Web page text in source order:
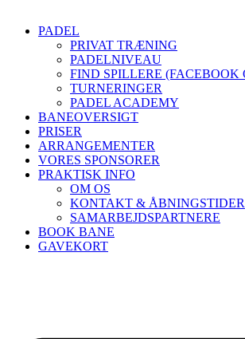
PADEL
PRIVAT TRÆNING
PADELNIVEAU
FIND SPILLERE (FACEBOOK
TURNERINGER
PADEL ACADEMY
BANEOVERSIGT
PRISER
ARRANGEMENTER
VORES SPONSORER
PRAKTISK INFO
OM OS
KONTAKT & ÅBNINGSTIDER
SAMARBEJDSPARTNERE
BOOK BANE
GAVEKORT